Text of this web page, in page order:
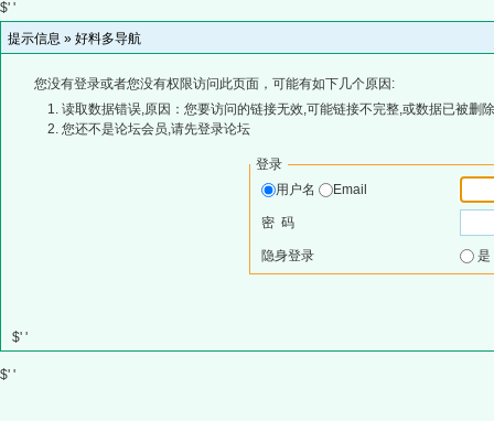
$' '
提示信息 » 好料多导航
您没有登录或者您没有权限访问此页面，可能有如下几个原因:
读取数据错误,原因：您要访问的链接无效,可能链接不完整,或数据已被删
您还不是论坛会员,请先登录论坛
登录
用户名
Email
密 码
隐身登录
$' '
$' '